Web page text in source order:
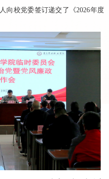
向校党委签订递交了 《2026年度